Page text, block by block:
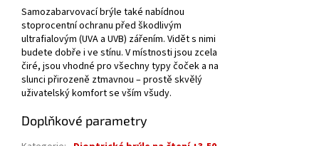
Samozabarvovací brýle také nabídnou
stoprocentní ochranu před škodlivým
ultrafialovým (UVA a UVB) zářením. Vidět s nimi
budete dobře i ve stínu. V místnosti jsou zcela
čiré, jsou vhodné pro všechny typy čoček a na
slunci přirozeně ztmavnou – prostě skvělý
uživatelský komfort se vším všudy.
Doplňkové parametry